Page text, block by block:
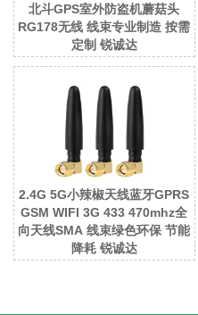
北斗GPS室外防盗机蘑菇头
RG178无线 线束专业制造 按需
定制 锐诚达
2.4G 5G小辣椒天线蓝牙GPRS
GSM WIFI 3G 433 470mhz全
向天线SMA 线束绿色环保 节能
降耗 锐诚达